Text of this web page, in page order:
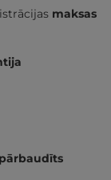
maksas
pārbaudīts